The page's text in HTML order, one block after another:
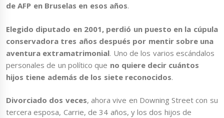
de AFP en Bruselas en esos años.
Elegido diputado en 2001, perdió un puesto en la cúpula
conservadora tres años después por mentir sobre una
aventura extramatrimonial. Uno de los varios escándalos
personales de un político que no quiere decir cuántos
hijos tiene además de los siete reconocidos.
Divorciado dos veces, ahora vive en Downing Street con su
tercera esposa, Carrie, de 34 años, y los dos hijos de